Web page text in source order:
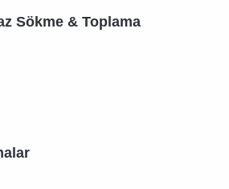
Sökme & Toplama